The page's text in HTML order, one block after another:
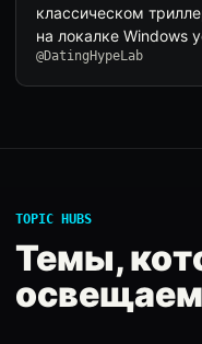
классическом
на локалке Windows
@DatingHypeLab
TOPIC HUBS
Темы,
освещаем